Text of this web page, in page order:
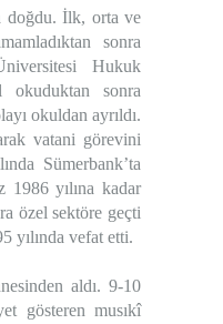
doğdu. İlk, orta ve
sonra
Hukuk
sonra
okuldan ayrıldı.
vatani görevini
Sümerbank’ta
1986 yılına kadar
özel sektöre geçti
yılında vefat etti.
aldı. 9-10
gösteren musıkî